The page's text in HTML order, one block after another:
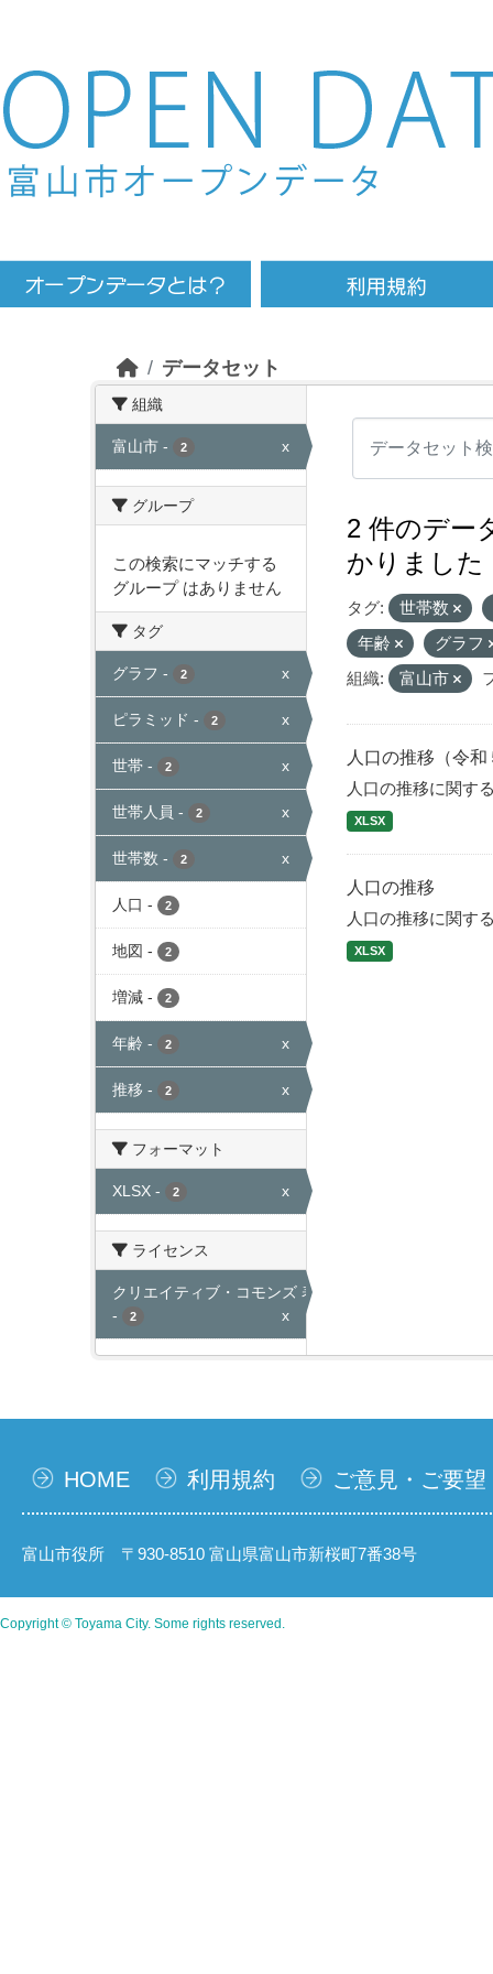
Skip to main content
データセット
組織
富山市 - 2 x
グループ
この検索にマッチする
グループ はありません
タグ
グラフ - 2 x
ピラミッド - 2 x
世帯 - 2 x
世帯人員 - 2 x
世帯数 - 2 x
人口 - 2
地図 - 2
増減 - 2
年齢 - 2 x
推移 - 2 x
フォーマット
XLSX - 2 x
ライセンス
クリエイティブ・コモンズ 表示
-
2 x
2 件のデー
かりました
タグ: 世帯数
年齢
グラフ
組織:
富山市
人口の推移（令和
人口の推移に関す
XLSX
人口の推移
人口の推移に関す
XLSX
HOME 利用規約 ご意見・ご要望
富山市役所 〒930-8510 富山県富山市新桜町7番38号
Copyright © Toyama City. Some rights reserved.